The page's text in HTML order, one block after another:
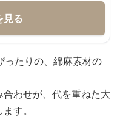
見る
ったりの、綿麻素材の
わせが、代を重ねた大
す。